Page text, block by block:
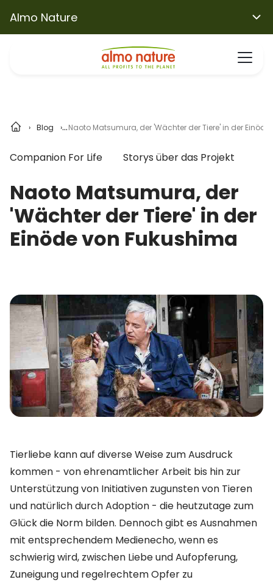
Almo Nature
Blog Naoto Matsumura, der 'Wächter der Tiere' in der
Companion For Life Storys über das Projekt
Naoto Matsumura, der
'Wächter der Tiere' in der
Einöde von Fukushima
Tierliebe kann auf diverse Weise zum Ausdruck
kommen - von ehrenamtlicher Arbeit bis hin zur
Unterstützung von Initiativen zugunsten von Tieren
und natürlich durch Adoption - die heutzutage zum
Glück die Norm bilden. Dennoch gibt es Ausnahmen
mit entsprechendem Medienecho, wenn es
schwierig wird, zwischen Liebe und Aufopferung,
Zuneigung und regelrechtem Opfer zu